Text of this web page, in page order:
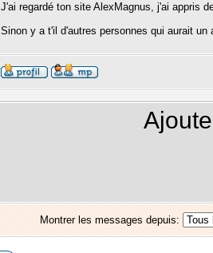
J'ai regardé ton site AlexMagnus, j'ai appris
Sinon y a t'il d'autres personnes qui aurait
Montrer les messages depuis: